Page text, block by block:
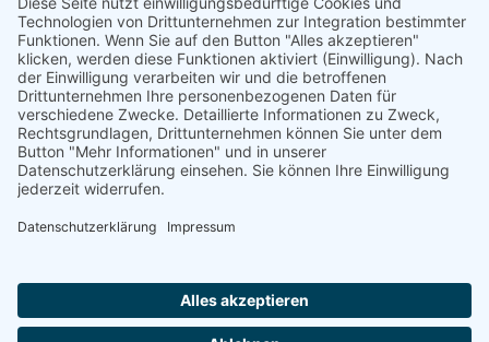
mein Konto gezogenen Lastschriften einzulösen. Hinweis: Ich kann
innerhalb von acht Wochen, beginnend mit dem Belastungsdatum,
die Erstattung des belasteten Betrages verlangen. Es gelten dabei die
mit meinem Kreditinstitut vereinbarten Bedingungen. Wenn mein /
unser Konto die erforderliche Deckung nicht aufweist, besteht
seitens des kontoführenden Kreditinstitutes keine Verpflichtung zur
Einlösung. Das SEPA-Lastschriftmandat erlischt mit Beendigung
der Mitgliedschaft. Die Mandatsreferenznummer wird in der
Beitragsrechnung und/oder in einem gesonderten Schreiben
mitgeteilt. Teileinlösungen werden im Lastschriftverfahren nicht
Grundverordnung (DS-GVO)zur Kenntnis genommen. Siehe auch